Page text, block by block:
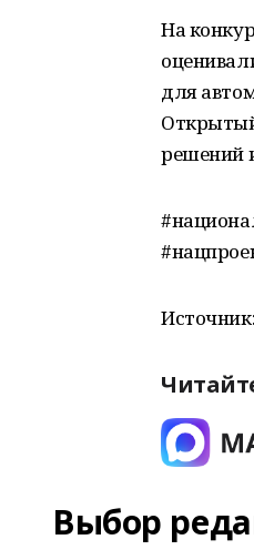
На
для
решений
Источник:
Выбор